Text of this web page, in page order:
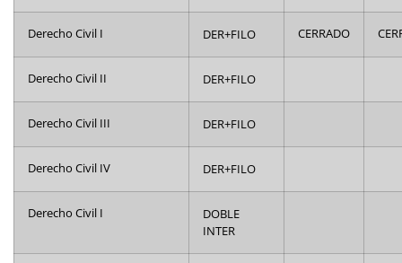
Derecho Civil I DER+FILO CERRADO
Derecho Civil II DER+FILO
Derecho Civil III DER+FILO
Derecho Civil IV DER+FILO
Derecho Civil I
DOBLE
INTER